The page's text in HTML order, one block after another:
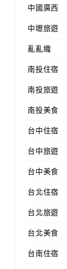
中國廣西
中壢旅遊
亂亂織
南投住宿
南投旅遊
南投美食
台中住宿
台中旅遊
台中美食
台北住宿
台北旅遊
台北美食
台南住宿